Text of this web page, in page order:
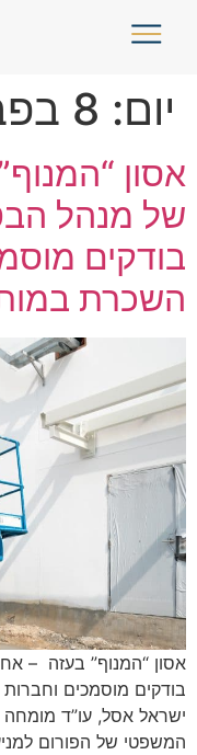
יום: 8 בפברואר 2025
אסון
של מנהל
בודקים
השכרת
אסון “המנוף” בעזה –
ישראל אסל, עו”ד מומחה
המשפטי של הפורום